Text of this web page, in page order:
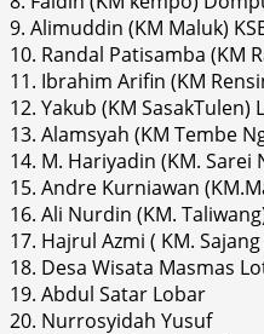
9. Alimuddin (KM Maluk)
10. Randal Patisamba (KM
11. Ibrahim Arifin (KM
12. Yakub (KM SasakTulen)
13. Alamsyah (KM Tembe
14. M. Hariyadin (KM. Sarei
15. Andre Kurniawan
16. Ali Nurdin (KM.
17. Hajrul Azmi ( KM.
18. Desa Wisata Masmas
19. Abdul Satar Lobar
20. Nurrosyidah Yusuf